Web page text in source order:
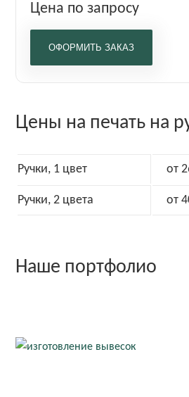
Цена по запросу
Цены на печать на
Ручки, 1 цвет от
Ручки, 2 цвета от
Наше портфолио